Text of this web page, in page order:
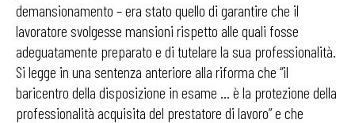
demansionamento – era stato quello di garantire che il
lavoratore svolgesse mansioni rispetto alle quali fosse
adeguatamente preparato e di tutelare la sua professionalità.
Si legge in una sentenza anteriore alla riforma che “il
baricentro della disposizione in esame … è la protezione della
professionalità acquisita del prestatore di lavoro” e che